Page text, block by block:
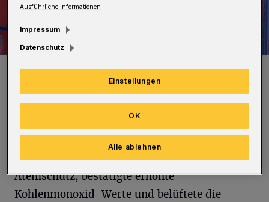
Symbolbild.
Die Feuerwehr betrat die Wohnung unter
Atemschutz, bestätigte erhöhte
Kohlenmonoxid-Werte und belüftete die
Ausführliche Informationen
Impressum
Datenschutz
Einstellungen
Alle ablehnen
OK